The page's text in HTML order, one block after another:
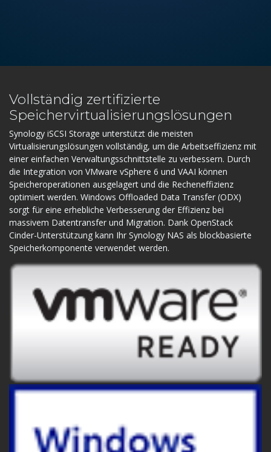
Vollständig zertifizierte
Speichervirtualisierungslösungen
Synology iSCSI Storage unterstützt die meisten
Virtualisierungslösungen vollständig, um die Arbeitseffizienz mit
einer einfachen Verwaltungsschnittstelle zu verbessern. Durch
die Integration von VMware vSphere 6 und VAAI können
Speicheroperationen ausgelagert und die Recheneffizienz
optimiert werden. Windows Offloaded Data Transfer (ODX)
sorgt für eine erhebliche Verbesserung der Effizienz bei
massivem Datentransfer und Migration. Dank OpenStack
Cinder-Unterstützung kann Ihr Synology NAS als blockbasierte
Speicherkomponente verwendet werden.